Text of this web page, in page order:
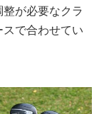
が必要なクラ
で合わせてい